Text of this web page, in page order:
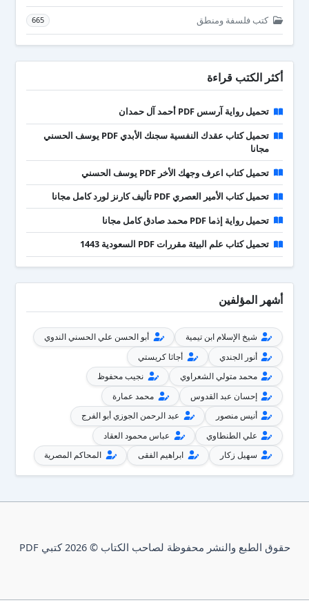
كتب فلسفة ومنطق 665
أكثر الكتب قراءة
تحميل رواية آرسس PDF أحمد آل حمدان
تحميل كتاب عقدك النفسية سجنك الأبدي PDF يوسف الحسني
مجانا
تحميل كتاب اعرف وجهك الأخر PDF يوسف الحسني
تحميل كتاب الأمير العصري PDF تأليف كارنز لورد كامل مجانا
تحميل رواية إذما PDF محمد صادق كامل مجانا
تحميل كتاب علم البيئة مقررات PDF السعودية 1443
أشهر المؤلفين
شيخ الإسلام ابن تيمية
أبو الحسن علي الحسني الندوي
أنور الجندي
أجاثا كريستي
محمد متولي الشعراوي
نجيب محفوظ
إحسان عبد القدوس
محمد عمارة
أنيس منصور
عبد الرحمن الجوزي أبو الفرج
علي الطنطاوي
عباس محمود العقاد
سهيل زكار
ابراهيم الفقى المحاكم المصرية
حقوق الطبع والنشر محفوظة لصاحب الكتاب © 2026 كتبي PDF